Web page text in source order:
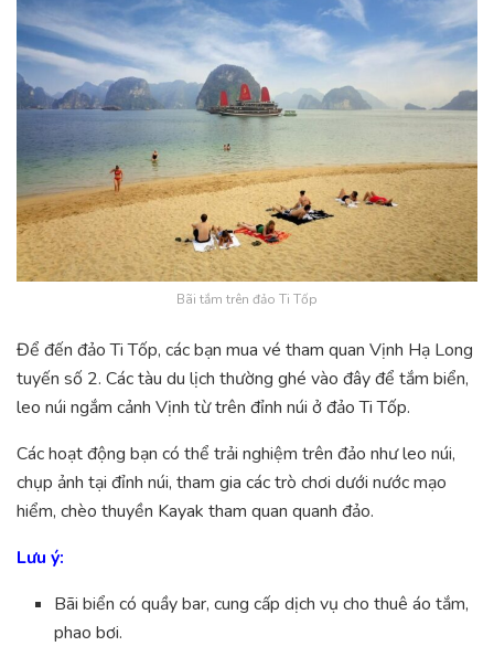
Bãi tắm trên đảo Ti Tốp
Để đến đảo Ti Tốp, các bạn mua vé tham quan Vịnh Hạ Long
tuyến số 2. Các tàu du lịch thường ghé vào đây để tắm biển,
leo núi ngắm cảnh Vịnh từ trên đỉnh núi ở đảo Ti Tốp.
Các hoạt động bạn có thể trải nghiệm trên đảo như leo núi,
chụp ảnh tại đỉnh núi, tham gia các trò chơi dưới nước mạo
hiểm, chèo thuyền Kayak tham quan quanh đảo.
Lưu ý:
Bãi biển có quầy bar, cung cấp dịch vụ cho thuê áo tắm,
phao bơi.